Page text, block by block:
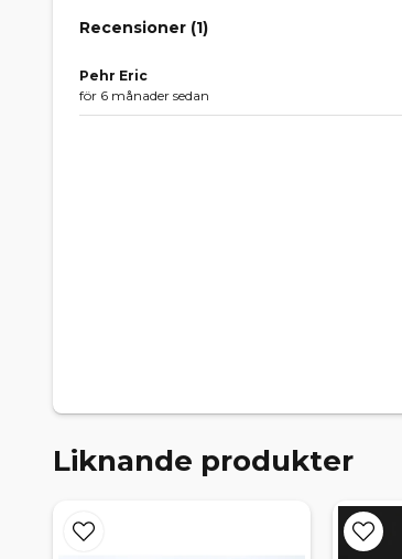
Recensioner (1)
Pehr Eric
för 6 månader sedan
Liknande produkter